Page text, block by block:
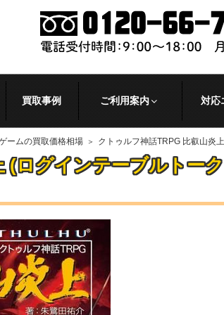
買取事例 ご利用案内 対応
ームの買取価格相場 クトゥルフ神話TRPG 比叡山炎
(ログインテーブルトーク